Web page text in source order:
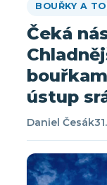
navigace
BOUŘKY A
Čeká
ústup
Daniel Česák